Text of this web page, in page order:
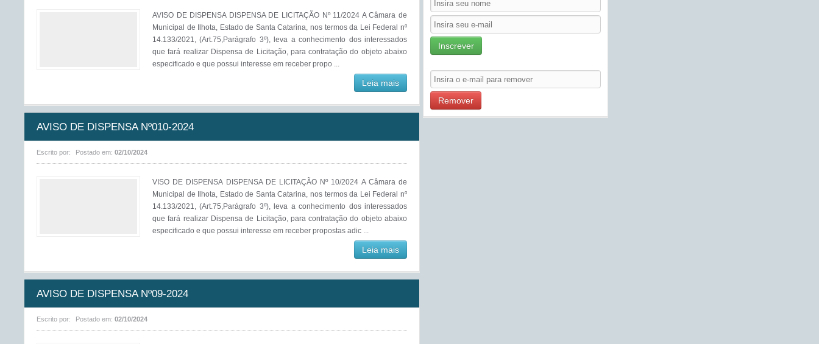
AVISO DE DISPENSA DISPENSA DE LICITAÇÃO Nº 11/2024 A Câmara de
Municipal de Ilhota, Estado de Santa Catarina, nos termos da Lei Federal nº
14.133/2021, (Art.75,Parágrafo 3º), leva a conhecimento dos interessados
que fará realizar Dispensa de Licitação, para contratação do objeto abaixo
especificado e que possui interesse em receber propo ...
Leia mais
AVISO DE DISPENSA Nº010-2024
Escrito por: Postado em: 02/10/2024
VISO DE DISPENSA DISPENSA DE LICITAÇÃO Nº 10/2024 A Câmara de
Municipal de Ilhota, Estado de Santa Catarina, nos termos da Lei Federal nº
14.133/2021, (Art.75,Parágrafo 3º), leva a conhecimento dos interessados
que fará realizar Dispensa de Licitação, para contratação do objeto abaixo
especificado e que possui interesse em receber propostas adic ...
Leia mais
AVISO DE DISPENSA Nº09-2024
Escrito por: Postado em: 02/10/2024
Inscrever
Remover